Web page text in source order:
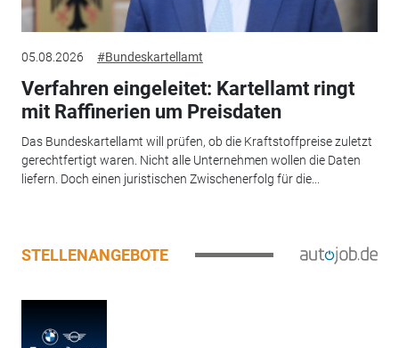
05.08.2026 #Bundeskartellamt
Verfahren eingeleitet: Kartellamt ringt
mit Raffinerien um Preisdaten
Das Bundeskartellamt will prüfen, ob die Kraftstoffpreise zuletzt
gerechtfertigt waren. Nicht alle Unternehmen wollen die Daten
liefern. Doch einen juristischen Zwischenerfolg für die...
STELLENANGEBOTE